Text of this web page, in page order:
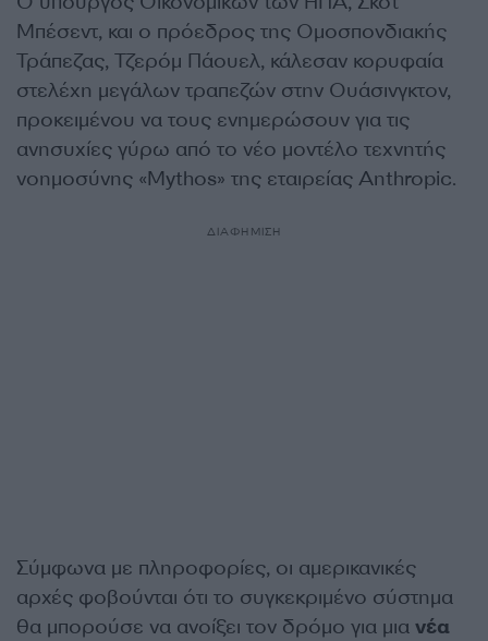
Μπέσεντ, και ο πρόεδρος της Ομοσπονδιακής
Τράπεζας, Τζερόμ Πάουελ, κάλεσαν κορυφαία
στελέχη μεγάλων τραπεζών στην Ουάσινγκτον,
προκειμένου να τους ενημερώσουν για τις
ανησυχίες γύρω από το νέο μοντέλο τεχνητής
νοημοσύνης «Mythos» της εταιρείας Anthropic.
ΔΙΑΦΗΜΙΣΗ
Σύμφωνα με πληροφορίες, οι αμερικανικές
αρχές φοβούνται ότι το συγκεκριμένο σύστημα
θα μπορούσε να ανοίξει τον δρόμο για μια νέα